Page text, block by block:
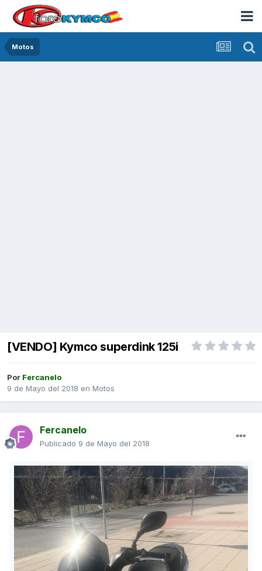
Motos
[VENDO] Kymco superdink 125i
Por Fercanelo
9 de Mayo del 2018 en Motos
Fercanelo
Publicado 9 de Mayo del 2018